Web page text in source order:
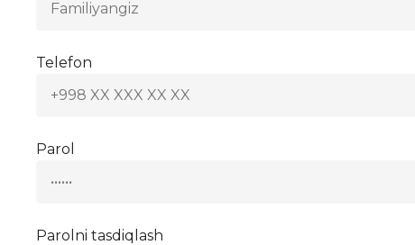
Telefon
Parol
Parolni tasdiqlash